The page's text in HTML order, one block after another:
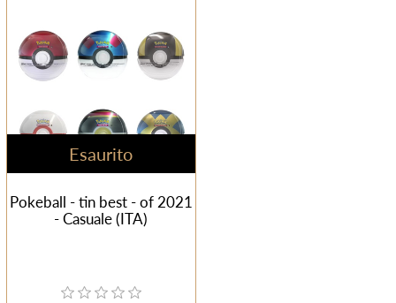
Esaurito
Pokeball - tin best - of 2021
- Casuale (ITA)